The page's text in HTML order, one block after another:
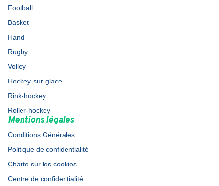
Football
Basket
Hand
Rugby
Volley
Hockey-sur-glace
Rink-hockey
Roller-hockey
Mentions légales
Conditions Générales
Politique de confidentialité
Charte sur les cookies
Centre de confidentialité